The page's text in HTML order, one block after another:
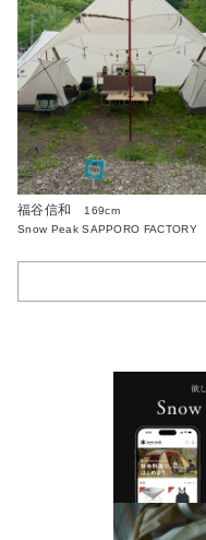
福谷信和
169cm
Snow Peak SAPPORO FACTORY